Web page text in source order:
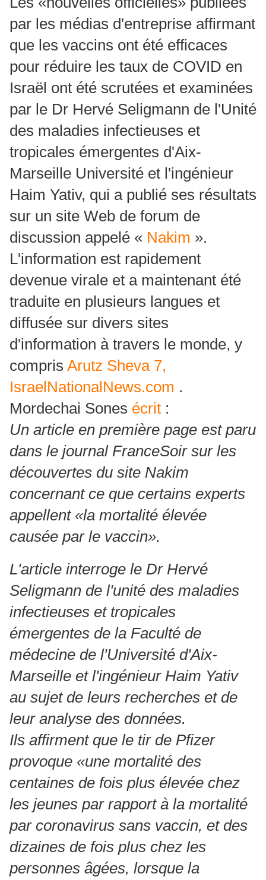
par les médias d'entreprise affirmant
que les vaccins ont été efficaces
pour réduire les taux de COVID en
Israël ont été scrutées et examinées
par le Dr Hervé Seligmann de l'Unité
des maladies infectieuses et
tropicales émergentes d'Aix-
Marseille Université et l'ingénieur
Haim Yativ, qui a publié ses résultats
sur un site Web de forum de
discussion appelé « Nakim ».
L'information est rapidement
devenue virale et a maintenant été
traduite en plusieurs langues et
diffusée sur divers sites
d'information à travers le monde, y
compris Arutz Sheva 7,
IsraelNationalNews.com .
Mordechai Sones écrit :
Un article en première page est paru
dans le journal FranceSoir sur les
découvertes du site Nakim
concernant ce que certains experts
appellent «la mortalité élevée
causée par le vaccin».
L'article interroge le Dr Hervé
Seligmann de l'unité des maladies
infectieuses et tropicales
émergentes de la Faculté de
médecine de l'Université d'Aix-
Marseille et l'ingénieur Haim Yativ
au sujet de leurs recherches et de
leur analyse des données.
Ils affirment que le tir de Pfizer
provoque «une mortalité des
centaines de fois plus élevée chez
les jeunes par rapport à la mortalité
par coronavirus sans vaccin, et des
dizaines de fois plus chez les
personnes âgées, lorsque la